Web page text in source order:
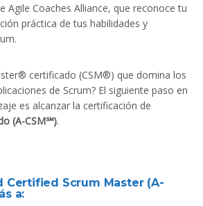
Agile Coaches Alliance, que reconoce tu
práctica de tus habilidades y
certificado (CSM®) que domina los
de Scrum? El siguiente paso en
es alcanzar la certificación de
(A-CSM℠).
Certified Scrum Master (A-
a: